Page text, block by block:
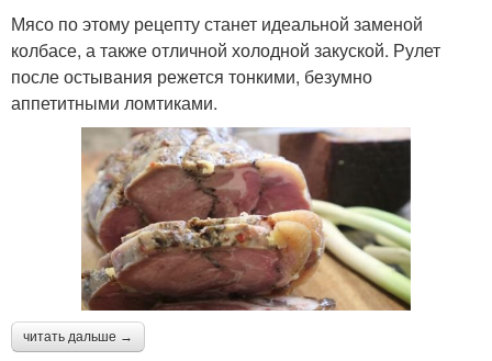
Мясо по этому рецепту станет идеальной заменой
колбасе, а также отличной холодной закуской. Рулет
после остывания режется тонкими, безумно
аппетитными ломтиками.
читать дальше →